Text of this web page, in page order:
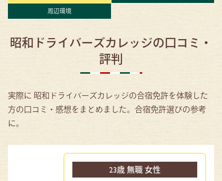
周辺環境
昭和ドライバーズカレッジの口コミ・
評判
実際に 昭和ドライバーズカレッジの合宿免許を体験した
方の口コミ・感想をまとめました。合宿免許選びの参考
に。
23歳 無職 女性